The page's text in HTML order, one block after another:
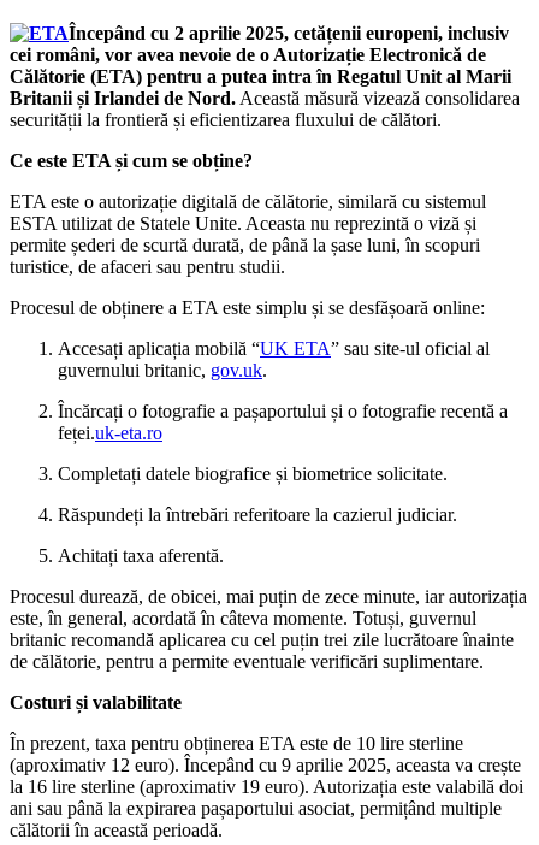
Începând cu 2 aprilie 2025, cetățenii europeni, inclusiv
cei români, vor avea nevoie de o Autorizație Electronică de
Călătorie (ETA) pentru a putea intra în Regatul Unit al Marii
Britanii și Irlandei de Nord. Această măsură vizează consolidarea
securității la frontieră și eficientizarea fluxului de călători.
Ce este ETA și cum se obține?
ETA este o autorizație digitală de călătorie, similară cu sistemul
ESTA utilizat de Statele Unite. Aceasta nu reprezintă o viză și
permite șederi de scurtă durată, de până la șase luni, în scopuri
turistice, de afaceri sau pentru studii.
Procesul de obținere a ETA este simplu și se desfășoară online:
Accesați aplicația mobilă “UK ETA” sau site-ul oficial al
guvernului britanic, gov.uk.
Încărcați o fotografie a pașaportului și o fotografie recentă a
feței.uk-eta.ro
Completați datele biografice și biometrice solicitate.
Răspundeți la întrebări referitoare la cazierul judiciar.
Achitați taxa aferentă.
Procesul durează, de obicei, mai puțin de zece minute, iar autorizația
este, în general, acordată în câteva momente. Totuși, guvernul
britanic recomandă aplicarea cu cel puțin trei zile lucrătoare înainte
de călătorie, pentru a permite eventuale verificări suplimentare.
Costuri și valabilitate
În prezent, taxa pentru obținerea ETA este de 10 lire sterline
(aproximativ 12 euro). Începând cu 9 aprilie 2025, aceasta va crește
la 16 lire sterline (aproximativ 19 euro). Autorizația este valabilă doi
ani sau până la expirarea pașaportului asociat, permițând multiple
călătorii în această perioadă.